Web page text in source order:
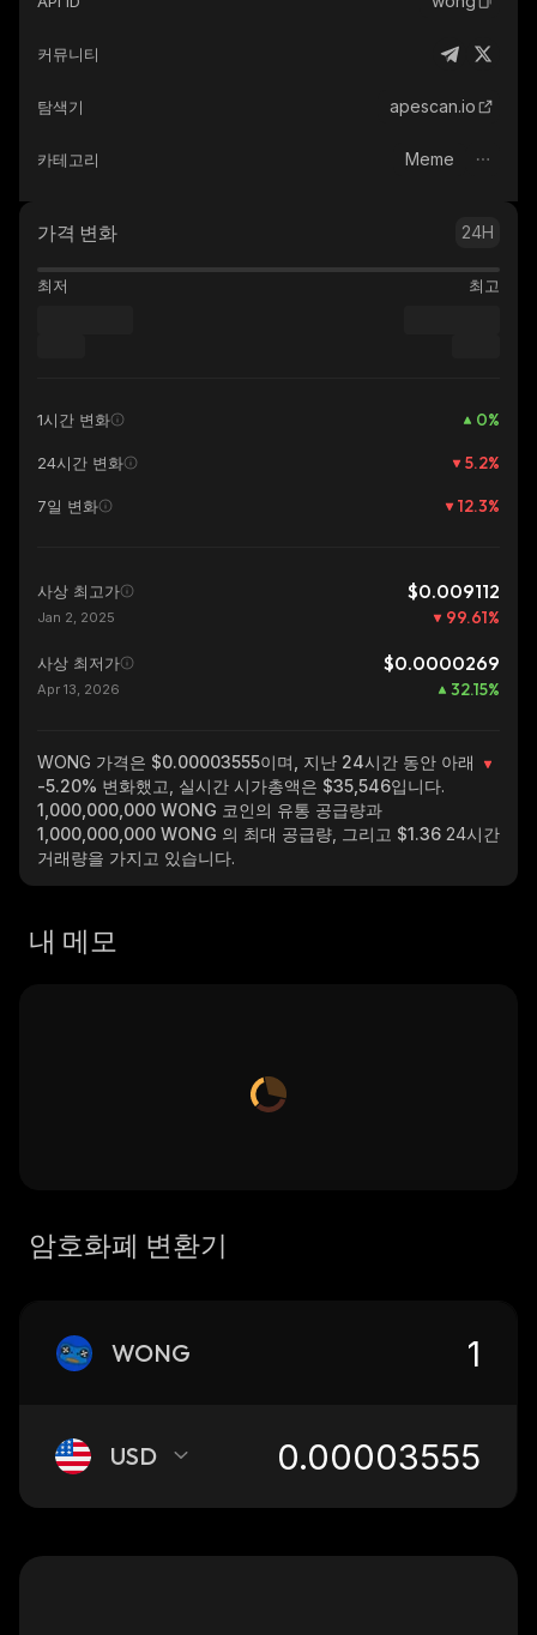
커뮤니티
탐색기 apescan.io
카테고리 Meme
가격 변화 24H
최저 최고
1시간 변화 0%
24시간 변화 5.2%
7일 변화 12.3%
사상 최고가 $0.009112
Jan 2, 2025 99.61%
사상 최저가 $0.0000269
Apr 13, 2026 32.15%
WONG 가격은 $0.00003555이며, 지난 24시간 동안 아래
-5.20% 변화했고, 실시간 시가총액은 $35,546입니다.
1,000,000,000 WONG 코인의 유통 공급량과
1,000,000,000 WONG 의 최대 공급량, 그리고 $1.36 24시간
거래량을 가지고 있습니다.
내 메모
암호화폐 변환기
WONG
USD